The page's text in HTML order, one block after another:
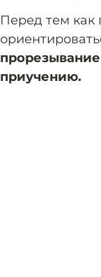
Перед тем как
прорезывание
приучению.